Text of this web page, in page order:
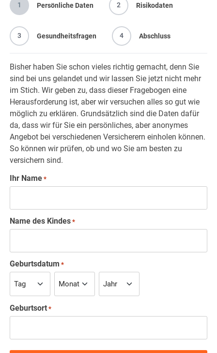
1 Persönliche Daten 2 Risikodaten
3 Gesundheitsfragen 4 Abschluss
Bisher haben Sie schon vieles richtig gemacht, denn Sie
sind bei uns gelandet und wir lassen Sie jetzt nicht mehr
im Stich. Wir geben zu, dass dieser Fragebogen eine
Herausforderung ist, aber wir versuchen alles so gut wie
möglich zu erklären. Grundsätzlich sind die Daten dafür
da, dass wir für Sie ein persönliches, aber anonymes
Angebot bei verschiedenen Versicherern einholen können.
So können wir prüfen, ob und wo Sie am besten zu
versichern sind.
Ihr Name *
Name des Kindes *
Geburtsdatum *
Geburtsort *